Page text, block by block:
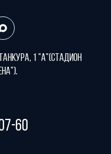
1 "А"(стадион
60